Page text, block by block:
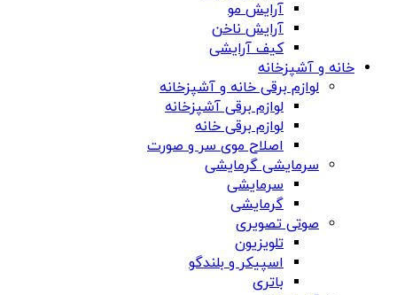
آرایش مو
آرایش ناخن
کیف آرایشی
خانه و آشپزخانه
لوازم برقی خانه و آشپزخانه
لوازم برقی آشپزخانه
لوازم برقی خانه
اصلاح موی سر و صورت
سرمایشی گرمایشی
سرمایشی
گرمایشی
صوتی تصویری
تلویزیون
اسپیکر و بلندگو
باتری